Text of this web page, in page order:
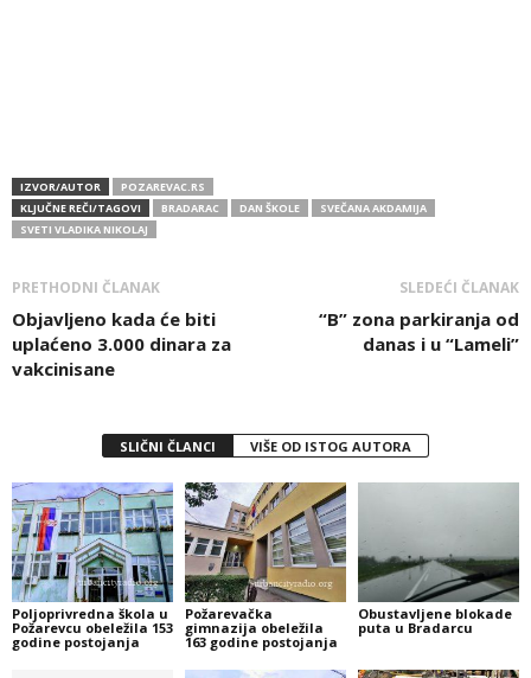
IZVOR/AUTOR
POZAREVAC.RS
KLJUČNE REČI/TAGOVI
BRADARAC DAN ŠKOLE
SVEČANA AKDAMIJA
SVETI VLADIKA NIKOLAJ
PRETHODNI ČLANAK
Objavljeno kada će biti
uplaćeno 3.000 dinara za
vakcinisane
SLEDEĆI ČLANAK
“B” zona parkiranja od
danas i u “Lameli”
SLIČNI ČLANCI VIŠE OD ISTOG AUTORA
Poljoprivredna škola u
Požarevcu obeležila 153
godine postojanja
Požarevačka
gimnazija obeležila
163 godine postojanja
Obustavljene blokade
puta u Bradarcu